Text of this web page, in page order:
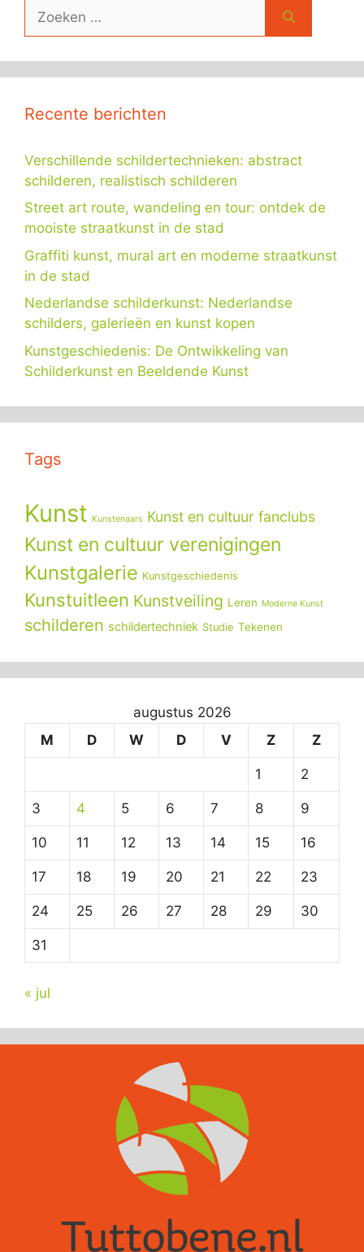
naar:
Recente berichten
Verschillende schildertechnieken: abstract
schilderen, realistisch schilderen
Street art route, wandeling en tour: ontdek de
mooiste straatkunst in de stad
Graffiti kunst, mural art en moderne straatkunst
in de stad
Nederlandse schilderkunst: Nederlandse
schilders, galerieën en kunst kopen
Kunstgeschiedenis: De Ontwikkeling van
Schilderkunst en Beeldende Kunst
Tags
Kunst Kunstenaars Kunst en cultuur fanclubs
Kunst en cultuur verenigingen
Kunstgalerie Kunstgeschiedenis
Kunstuitleen Kunstveiling Leren Moderne Kunst
schilderen schildertechniek Studie Tekenen
augustus 2026
M
D W D V Z Z
1 2
3 4 5 6 7 8 9
10 11 12 13 14 15 16
17 18 19 20 21 22 23
24 25 26 27 28 29 30
31
« jul